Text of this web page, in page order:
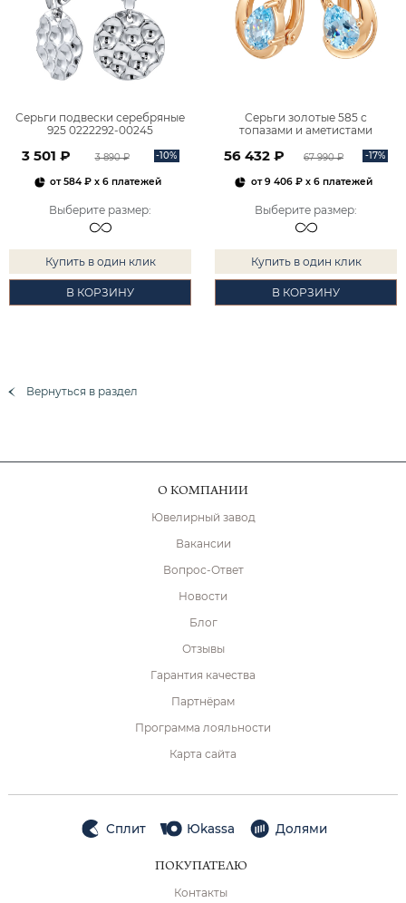
Серьги подвески серебряные
925 0222292-00245
3 501 ₽ 3 890 ₽ -10%
от584 ₽ x 6 платежей
Выберите размер:
Купить в один клик
В КОРЗИНУ
Серьги золотые 585 с
топазами и аметистами
56 432 ₽ 67 990 ₽ -17%
от9 406 ₽x 6 платежей
Выберите размер:
Купить в один клик
В КОРЗИНУ
Вернуться в раздел
О КОМПАНИИ
Ювелирный завод
Вакансии
Вопрос-Ответ
Новости
Блог
Отзывы
Гарантия качества
Партнёрам
Программа лояльности
Карта сайта
Сплит Юkassa Долями
ПОКУПАТЕЛЮ
Контакты